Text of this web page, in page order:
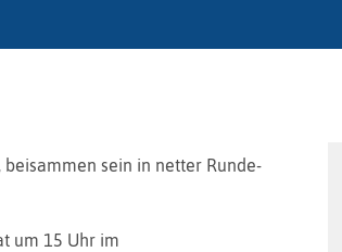
sein in netter Runde-
um 15 Uhr im